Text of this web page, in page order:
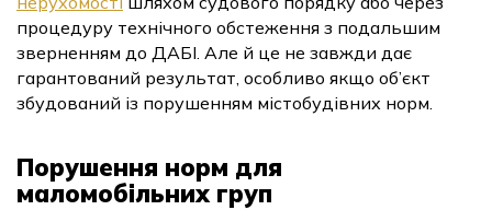
процедуру технічного обстеження з подальшим
зверненням до ДАБІ. Але й це не завжди дає
гарантований результат, особливо якщо об’єкт
збудований із порушенням містобудівних норм.
Порушення норм для
маломобільних груп